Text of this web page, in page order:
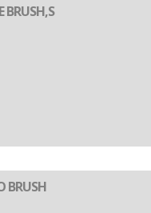
BRUSH,S
BRUSH